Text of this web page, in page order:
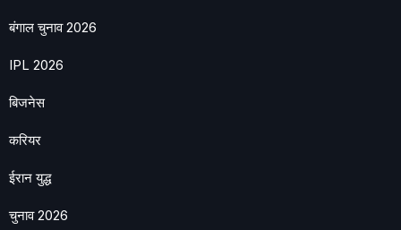
बंगाल चुनाव 2026
IPL 2026
बिजनेस
करियर
ईरान युद्ध
चुनाव 2026